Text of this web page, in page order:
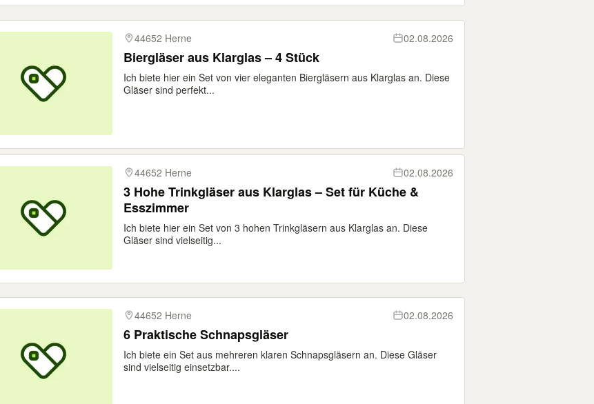
44652 Herne 02.08.2026
Biergläser aus Klarglas – 4 Stück
Ich biete hier ein Set von vier eleganten Biergläsern aus Klarglas an. Diese
Gläser sind perfekt...
44652 Herne 02.08.2026
3 Hohe Trinkgläser aus Klarglas – Set für Küche &
Esszimmer
Ich biete hier ein Set von 3 hohen Trinkgläsern aus Klarglas an. Diese
Gläser sind vielseitig...
44652 Herne 02.08.2026
6 Praktische Schnapsgläser
Ich biete ein Set aus mehreren klaren Schnapsgläsern an. Diese Gläser
sind vielseitig einsetzbar....